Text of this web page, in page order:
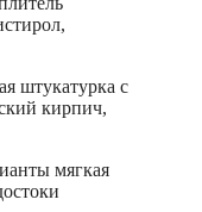
штукатурка с
кирпич,
мягкая